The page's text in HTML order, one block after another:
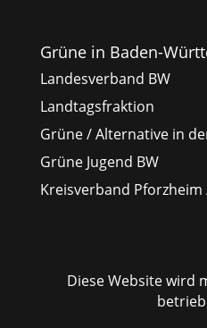
Grüne in Baden-
Landesverband BW
Landtagsfraktion
Grüne / Alternative in
Grüne Jugend BW
Kreisverband Pforzheim
Diese Website wird